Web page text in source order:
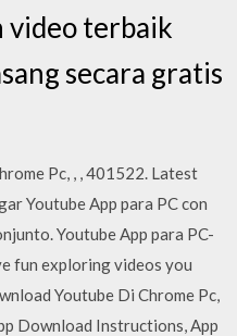
video terbaik
secara gratis
Pc, , , 401522. Latest
Youtube App para PC con
Youtube App para PC-
fun exploring videos you
Youtube Di Chrome Pc,
Download Instructions, App